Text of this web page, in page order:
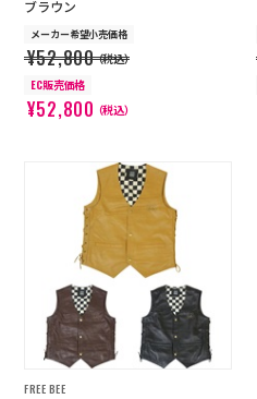
ブラウン
メーカー希望小売価格
¥52,800（税込）
EC販売価格
¥52,800（税込）
FREE BEE